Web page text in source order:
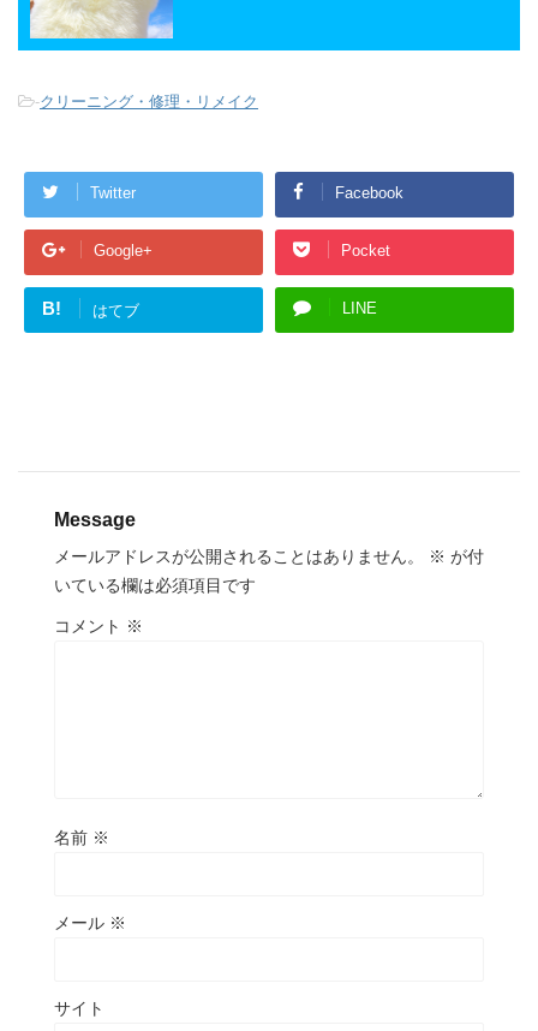
-クリーニング・修理・リメイク
Twitter Facebook
Google+ Pocket
B! はてブ LINE
Message
メールアドレスが公開されることはありません。 ※ が付
いている欄は必須項目です
コメント ※
名前 ※
メール ※
サイト